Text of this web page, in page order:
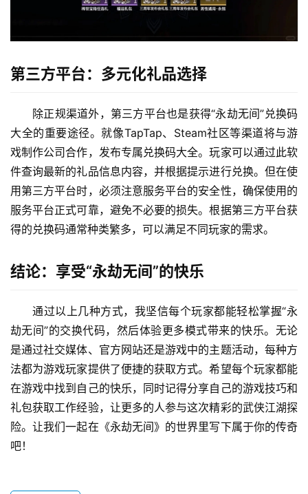
第三方平台：多元化礼品选择
除正规渠道外，第三方平台也是获得“永劫无间”兑换码
大全的重要途径。就像TapTap、Steam社区等渠道将与游
戏制作公司合作，发布专属兑换码大全。玩家可以通过此软
件查询最新的礼品信息内容，并根据提示进行兑换。但在使
用第三方平台时，必须注意服务平台的安全性，确保使用的
服务平台正式可靠，避免不必要的损失。根据第三方平台获
得的兑换码通常种类繁多，可以满足不同玩家的需求。
结论：享受“永劫无间”的快乐
通过以上几种方式，我坚信每个玩家都能轻松掌握“永
劫无间”的交换代码，然后体验更多模式带来的快乐。无论
是通过社交媒体、官方网站还是游戏中的主题活动，每种方
法都为游戏玩家提供了便捷的获取方式。希望每个玩家都能
在游戏中找到自己的快乐，同时记得分享自己的游戏技巧和
礼包获取工作经验，让更多的人参与这次精彩的武侠江湖探
险。让我们一起在《永劫无间》的世界里写下属于你的传奇
吧！